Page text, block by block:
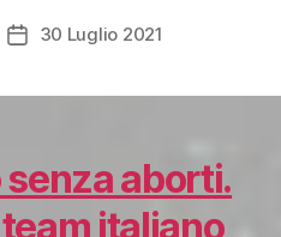
Data30 Luglio 2021
aborti.
italiano